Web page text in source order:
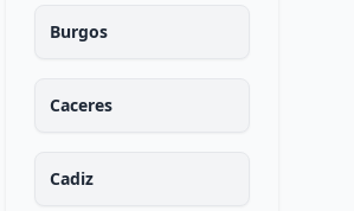
Burgos
Caceres
Cadiz